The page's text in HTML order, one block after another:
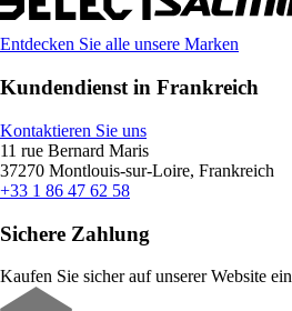
Entdecken Sie alle unsere Marken
Kundendienst in Frankreich
Kontaktieren Sie uns
11 rue Bernard Maris
37270 Montlouis-sur-Loire, Frankreich
+33 1 86 47 62 58
Sichere Zahlung
Kaufen Sie sicher auf unserer Website ein